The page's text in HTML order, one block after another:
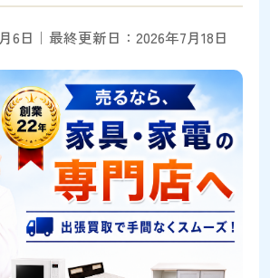
6日｜最終更新日：2026年7月18日